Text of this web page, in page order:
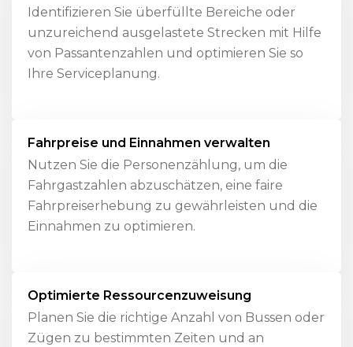
Identifizieren Sie überfüllte Bereiche oder
unzureichend ausgelastete Strecken mit Hilfe
von Passantenzahlen und optimieren Sie so
Ihre Serviceplanung.
Fahrpreise und Einnahmen verwalten
Nutzen Sie die Personenzählung, um die
Fahrgastzahlen abzuschätzen, eine faire
Fahrpreiserhebung zu gewährleisten und die
Einnahmen zu optimieren.
Optimierte Ressourcenzuweisung
Planen Sie die richtige Anzahl von Bussen oder
Zügen zu bestimmten Zeiten und an